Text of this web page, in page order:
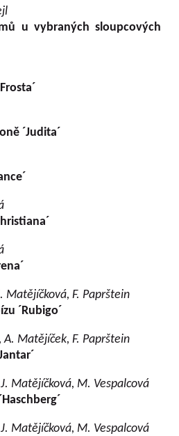
u vybraných sloupcových
´Judita´
Matějíčková, F. Paprštein
´Rubigo´
A. Matějíček, F. Paprštein
Matějíčková, M. Vespalcová
Matějíčková, M. Vespalcová